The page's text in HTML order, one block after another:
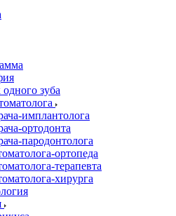
зуба
имплантолога
ортодонта
пародонтолога
ортопеда
терапевта
хирурга